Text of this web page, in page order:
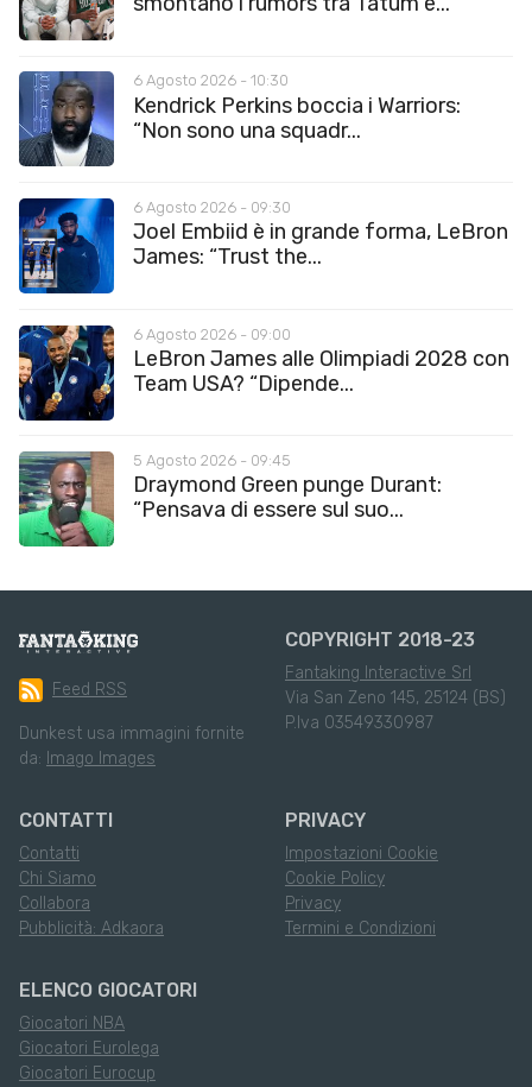
6 Agosto 2026 - 10:30
Kendrick Perkins boccia i Warriors:
“Non sono una squadr...
6 Agosto 2026 - 09:30
Joel Embiid è in grande forma, LeBron
James: “Trust the...
6 Agosto 2026 - 09:00
LeBron James alle Olimpiadi 2028 con
Team USA? “Dipende...
5 Agosto 2026 - 09:45
Draymond Green punge Durant:
“Pensava di essere sul suo...
Feed RSS
Dunkest usa immagini fornite
da: Imago Images
COPYRIGHT 2018-23
Fantaking Interactive Srl
Via San Zeno 145, 25124 (BS)
P.Iva 03549330987
CONTATTI
Contatti
Chi Siamo
Collabora
Pubblicità: Adkaora
PRIVACY
Impostazioni Cookie
Cookie Policy
Privacy
Termini e Condizioni
ELENCO GIOCATORI
Giocatori NBA
Giocatori Eurolega
Giocatori Eurocup